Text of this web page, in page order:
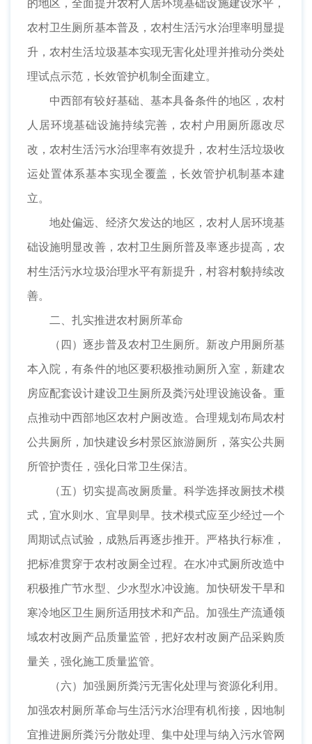
的地区，全面提升农村人居环境基础设施建设水平，
农村卫生厕所基本普及，农村生活污水治理率明显提
升，农村生活垃圾基本实现无害化处理并推动分类处
理试点示范，长效管护机制全面建立。
中西部有较好基础、基本具备条件的地区，农村
人居环境基础设施持续完善，农村户用厕所愿改尽
改，农村生活污水治理率有效提升，农村生活垃圾收
运处置体系基本实现全覆盖，长效管护机制基本建
立。
地处偏远、经济欠发达的地区，农村人居环境基
础设施明显改善，农村卫生厕所普及率逐步提高，农
村生活污水垃圾治理水平有新提升，村容村貌持续改
善。
二、扎实推进农村厕所革命
（四）逐步普及农村卫生厕所。新改户用厕所基
本入院，有条件的地区要积极推动厕所入室，新建农
房应配套设计建设卫生厕所及粪污处理设施设备。重
点推动中西部地区农村户厕改造。合理规划布局农村
公共厕所，加快建设乡村景区旅游厕所，落实公共厕
所管护责任，强化日常卫生保洁。
（五）切实提高改厕质量。科学选择改厕技术模
式，宜水则水、宜旱则旱。技术模式应至少经过一个
周期试点试验，成熟后再逐步推开。严格执行标准，
把标准贯穿于农村改厕全过程。在水冲式厕所改造中
积极推广节水型、少水型水冲设施。加快研发干旱和
寒冷地区卫生厕所适用技术和产品。加强生产流通领
域农村改厕产品质量监管，把好农村改厕产品采购质
量关，强化施工质量监管。
（六）加强厕所粪污无害化处理与资源化利用。
加强农村厕所革命与生活污水治理有机衔接，因地制
宜推进厕所粪污分散处理、集中处理与纳入污水管网